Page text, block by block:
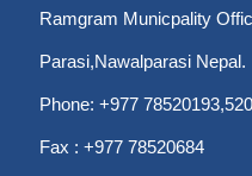
Ramgram Municpality
Parasi,Nawalparasi Nepal.
Phone: +977 78520193
Fax : +977 78520684